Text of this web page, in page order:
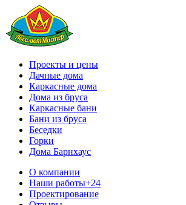
Проекты и цены
Дачные дома
Каркасные дома
Дома из бруса
Каркасные бани
Бани из бруса
Беседки
Горки
Дома Барнхаус
О компании
Наши работы+24
Проектирование